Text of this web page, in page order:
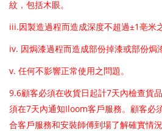
紋，包括木眼。
iii. 因製造過程而造成深度不超過±1 亳米
iv. 因焗漆過程而造成部份掉漆或部份焗
​v. 任何不影響正常使用之問題。
9.6顧客必須在收貨日起計7天內檢查貨
須在7天內通知Iloom客戶服務。顧客必
合客戶服務和安裝師傅到場了解確實情況